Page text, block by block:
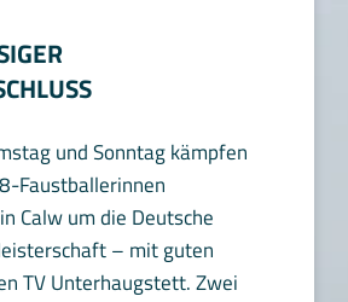
und Sonntag kämpfen
Faustballerinnen
Calw um die Deutsche
– mit guten
TV Unterhaugstett. Zwei